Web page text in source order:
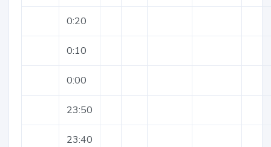
0:20
0:10
0:00
23:50
23:40